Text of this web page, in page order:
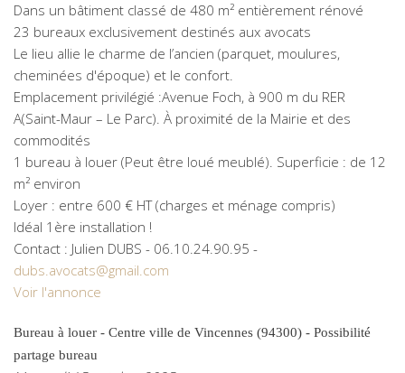
Dans un bâtiment classé de 480 m² entièrement rénové
23 bureaux exclusivement destinés aux avocats
Le lieu allie le charme de l’ancien (parquet, moulures,
cheminées d'époque) et le confort.
Emplacement privilégié :Avenue Foch, à 900 m du RER
A(Saint-Maur – Le Parc). À proximité de la Mairie et des
commodités
1 bureau à louer (Peut être loué meublé). Superficie : de 12
m² environ
Loyer : entre 600 € HT (charges et ménage compris)
Idéal 1ère installation !
Contact : Julien DUBS - 06.10.24.90.95 -
dubs.avocats@gmail.com
Voir l'annonce
Bureau à louer - Centre ville de Vincennes (94300) - Possibilité
partage bureau